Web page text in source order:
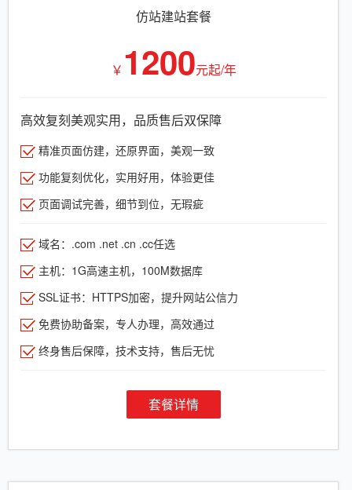
仿站建站套餐
￥ 1200元起/年
高效复刻美观实用，品质售后双保障
精准页面仿建，还原界面，美观一致
功能复刻优化，实用好用，体验更佳
页面调试完善，细节到位，无瑕疵
域名：.com .net .cn .cc任选
主机：1G高速主机，100M数据库
SSL证书：HTTPS加密，提升网站公信力
免费协助备案，专人办理，高效通过
终身售后保障，技术支持，售后无忧
套餐详情